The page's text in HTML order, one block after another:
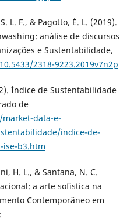
L. F., & Pagotto, É. L. (2019).
análise de discursos
e Sustentabilidade,
2318-9223.2019v7n2p
Índice de Sustentabilidade
de
data-e-
indice-de-
ise-b3.htm
H. L., & Santana, N. C.
a arte sofìstica na
Contemporâneo em